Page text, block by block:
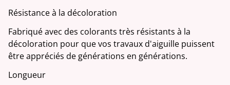
Résistance à la décoloration
Fabriqué avec des colorants très résistants à la
décoloration pour que vos travaux d'aiguille puissent
être appréciés de générations en générations.
Longueur